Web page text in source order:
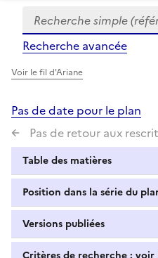
Formulaire
de
recherche
Recherche simple
Recherche avancée
Voir le fil d'Ariane
Pas de date pour le plan
Pas de retour aux
Table des matières
Position dans la série du
Versions publiées